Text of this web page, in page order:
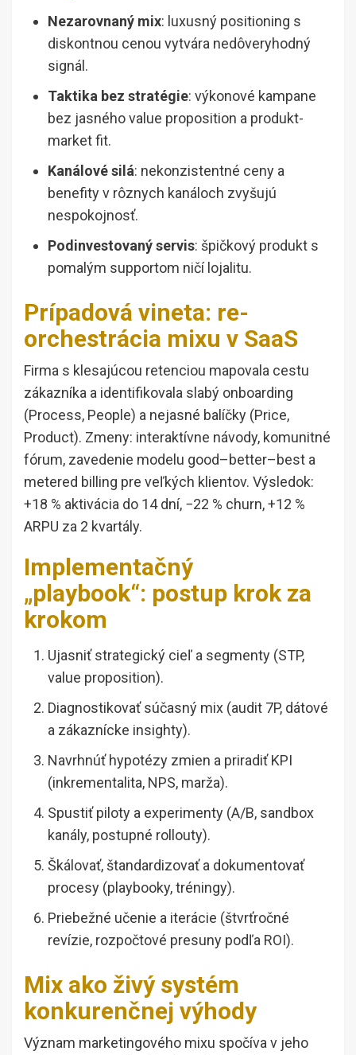
Nezarovnaný mix: luxusný positioning s
diskontnou cenou vytvára nedôveryhodný
signál.
Taktika bez stratégie: výkonové kampane
bez jasného value proposition a produkt-
market fit.
Kanálové silá: nekonzistentné ceny a
benefity v rôznych kanáloch zvyšujú
nespokojnosť.
Podinvestovaný servis: špičkový produkt s
pomalým supportom ničí lojalitu.
Prípadová vineta: re-
orchestrácia mixu v SaaS
Firma s klesajúcou retenciou mapovala cestu
zákazníka a identifikovala slabý onboarding
(Process, People) a nejasné balíčky (Price,
Product). Zmeny: interaktívne návody, komunitné
fórum, zavedenie modelu good–better–best a
metered billing pre veľkých klientov. Výsledok:
+18 % aktivácia do 14 dní, −22 % churn, +12 %
ARPU za 2 kvartály.
Implementačný
„playbook“: postup krok za
krokom
Ujasniť strategický cieľ a segmenty (STP,
value proposition).
Diagnostikovať súčasný mix (audit 7P, dátové
a zákaznícke insighty).
Navrhnúť hypotézy zmien a priradiť KPI
(inkrementalita, NPS, marža).
Spustiť piloty a experimenty (A/B, sandbox
kanály, postupné rollouty).
Škálovať, štandardizovať a dokumentovať
procesy (playbooky, tréningy).
Priebežné učenie a iterácie (štvrťročné
revízie, rozpočtové presuny podľa ROI).
Mix ako živý systém
konkurenčnej výhody
Význam marketingového mixu spočíva v jeho